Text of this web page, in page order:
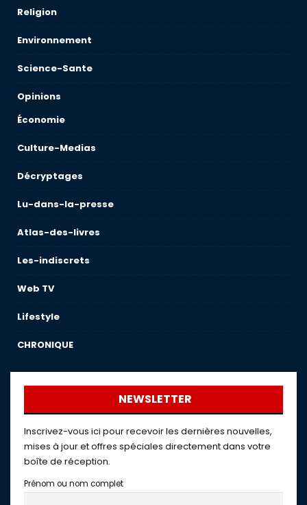
Religion
Environnement
Science-Sante
Opinions
Économie
Culture-Medias
Décryptages
Lu-dans-la-presse
Atlas-des-livres
Les-indiscrets
Web TV
Lifestyle
CHRONIQUE
NEWSLETTER
Inscrivez-vous ici pour recevoir les dernières nouvelles,
mises à jour et offres spéciales directement dans votre
boîte de réception.
Prénom ou nom complet